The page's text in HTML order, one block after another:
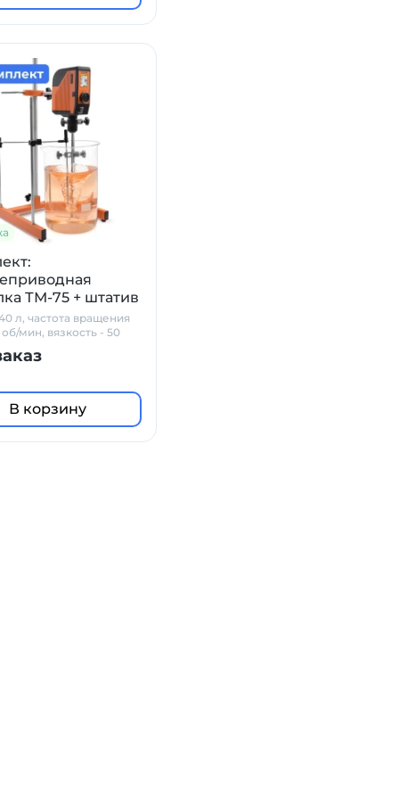
ТМ-75 + штатив
мешальник
л, частота вращения
мин, вязкость - 50
В корзину